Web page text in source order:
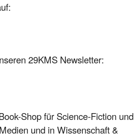
29KMS Newsletter:
Shop für Science-Fiction und
und in Wissenschaft &